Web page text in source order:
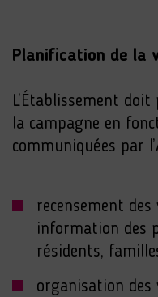
Planification de la
L’Établissement
la campagne en
communiquées par
recensement
information des
résidents,
organisation des